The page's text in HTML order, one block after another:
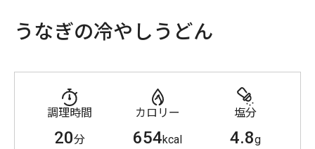
うなぎの冷やしうどん
調理時間
20分
カロリー
654kcal
塩分
4.8g